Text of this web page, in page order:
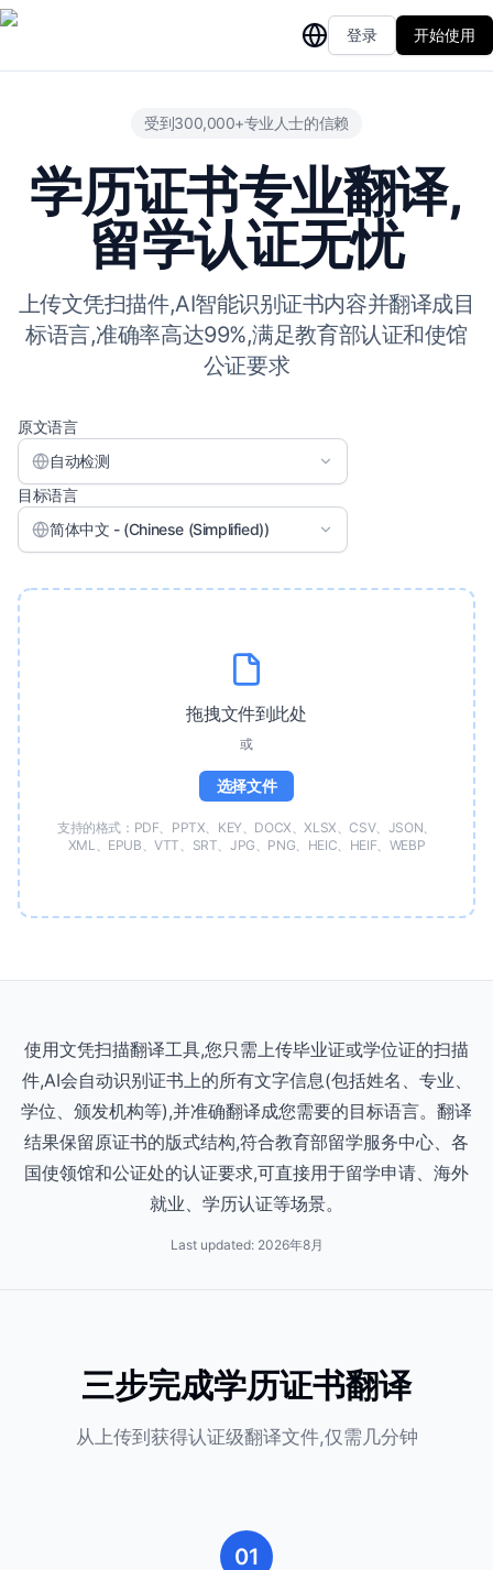
登录 开始使用
受到300,000+专业人士的信赖
学历证书专业翻译,
留学认证无忧
上传文凭扫描件,AI智能识别证书内容并翻译成目
标语言,准确率高达99%,满足教育部认证和使馆
公证要求
原文语言
自动检测
目标语言
简体中文 - (Chinese (Simplified))
拖拽文件到此处
或
选择文件
支持的格式：PDF、PPTX、KEY、DOCX、XLSX、CSV、JSON、
XML、EPUB、VTT、SRT、JPG、PNG、HEIC、HEIF、WEBP
使用文凭扫描翻译工具,您只需上传毕业证或学位证的扫描
件,AI会自动识别证书上的所有文字信息(包括姓名、专业、
学位、颁发机构等),并准确翻译成您需要的目标语言。翻译
结果保留原证书的版式结构,符合教育部留学服务中心、各
国使领馆和公证处的认证要求,可直接用于留学申请、海外
就业、学历认证等场景。
Last updated: 2026年8月
三步完成学历证书翻译
从上传到获得认证级翻译文件,仅需几分钟
01